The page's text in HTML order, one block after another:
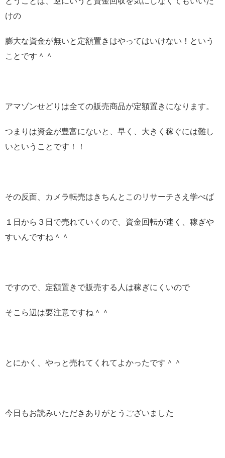
けの
膨大な資金が無いと定額置きはやってはいけない！という
ことです＾＾
アマゾンせどりは全ての販売商品が定額置きになります。
つまりは資金が豊富にないと、早く、大きく稼ぐには難し
いということです！！
その反面、カメラ転売はきちんとこのリサーチさえ学べば
１日から３日で売れていくので、資金回転が速く、稼ぎや
すいんですね＾＾
ですので、定額置きで販売する人は稼ぎにくいので
そこら辺は要注意ですね＾＾
とにかく、やっと売れてくれてよかったです＾＾
今日もお読みいただきありがとうございました